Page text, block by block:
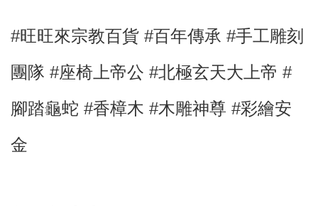
#旺旺來宗教百貨 #百年傳承 #手工雕刻
團隊 #座椅上帝公 #北極玄天大上帝 #
腳踏龜蛇 #香樟木 #木雕神尊 #彩繪安
金